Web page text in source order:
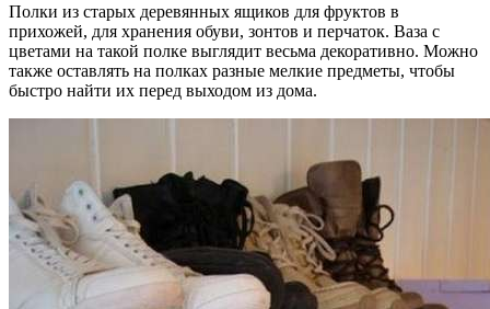
Полки из старых деревянных ящиков для фруктов в
прихожей, для хранения обуви, зонтов и перчаток. Ваза с
цветами на такой полке выглядит весьма декоративно. Можно
также оставлять на полках разные мелкие предметы, чтобы
быстро найти их перед выходом из дома.